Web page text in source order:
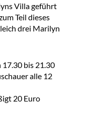
Villa geführt
Teil dieses
drei Marilyn
17.30 bis 21.30
alle 12
20 Euro